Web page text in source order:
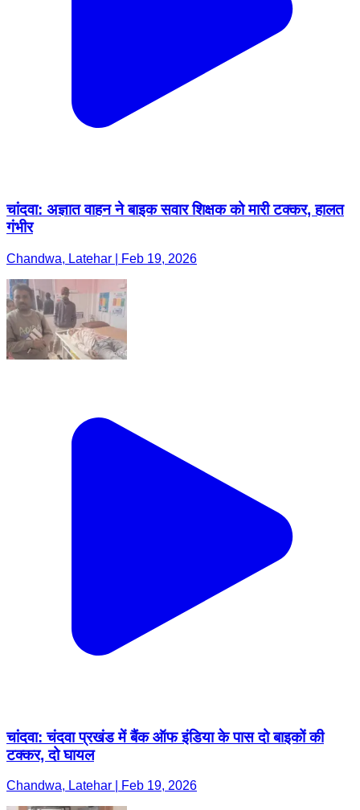
चांदवा: अज्ञात वाहन ने बाइक सवार शिक्षक को मारी टक्कर, हालत
गंभीर
Chandwa, Latehar | Feb 19, 2026
चांदवा: चंदवा प्रखंड में बैंक ऑफ इंडिया के पास दो बाइकों की
टक्कर, दो घायल
Chandwa, Latehar | Feb 19, 2026